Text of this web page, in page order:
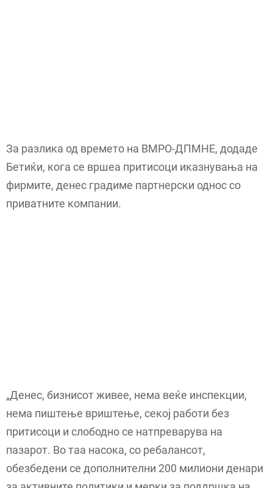
За разлика од времето на ВМРО-ДПМНЕ, додаде
Бетиќи, кога се вршеа притисоци иказнувања на
фирмите, денес градиме партнерски однос со
приватните компании.
„Денес, бизнисот живее, нема веќе инспекции,
нема пиштење вриштење, секој работи без
притисоци и слободно се натпреварува на
пазарот. Во таа насока, со ребалансот,
обезбедени се дополнителни 200 милиони денари